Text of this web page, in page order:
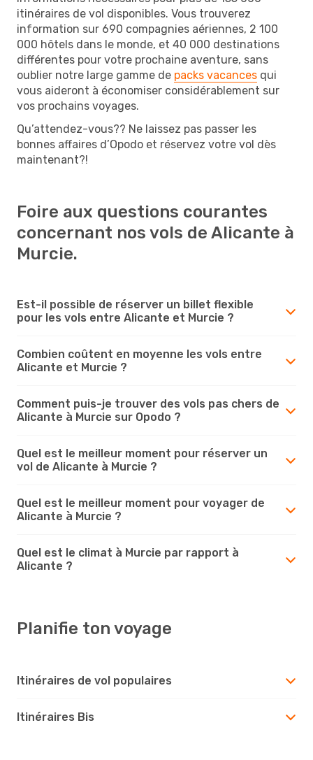
itinéraires de vol disponibles. Vous trouverez
information sur 690 compagnies aériennes, 2 100
000 hôtels dans le monde, et 40 000 destinations
différentes pour votre prochaine aventure, sans
oublier notre large gamme de packs vacances qui
vous aideront à économiser considérablement sur
vos prochains voyages.
Qu’attendez-vous?? Ne laissez pas passer les
bonnes affaires d’Opodo et réservez votre vol dès
maintenant?!
Foire aux questions courantes
concernant nos vols de Alicante à
Murcie.
Est-il possible de réserver un billet flexible
pour les vols entre Alicante et Murcie ?
Combien coûtent en moyenne les vols entre
Alicante et Murcie ?
Comment puis-je trouver des vols pas chers de
Alicante à Murcie sur Opodo ?
Quel est le meilleur moment pour réserver un
vol de Alicante à Murcie ?
Quel est le meilleur moment pour voyager de
Alicante à Murcie ?
Quel est le climat à Murcie par rapport à
Alicante ?
Planifie ton voyage
Itinéraires de vol populaires
Itinéraires Bis